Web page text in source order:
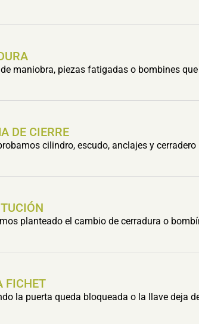
maniobra, piezas fatigadas o bombines
DE CIERRE
cilindro, escudo, anclajes y
planteado el cambio de cerradura o
FICHET
la puerta queda bloqueada o la llave deja